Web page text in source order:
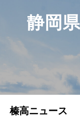
静岡
榛高ニュース